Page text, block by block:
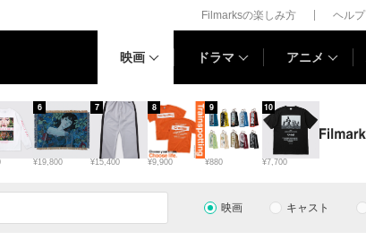
Filmarksの楽しみ方 ヘルプ
映画 ドラマ アニメ
¥19,800
6
¥15,400
7
¥9,900
8
¥880
9
¥7,700
10
映画 キャスト